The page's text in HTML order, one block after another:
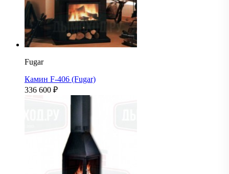
Fugar
Камин F-406 (Fugar)
336 600 ₽